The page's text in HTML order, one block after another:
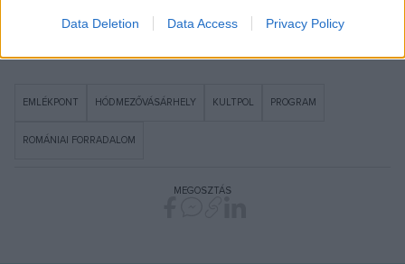
Data Deletion Data Access Privacy Policy
EMLÉKPONT HÓDMEZŐVÁSÁRHELY KULTPOL PROGRAM
ROMÁNIAI FORRADALOM
MEGOSZTÁS